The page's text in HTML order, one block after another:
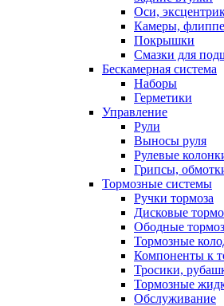
Оси,
Камеры,
Покрышки
Смазки для
Бескамерная система
Наборы
Герметики
Управление
Рули
Выносы руля
Рулевые
Грипсы,
Тормозные системы
Ручки тормоза
Дисковые
Ободные
Тормозные
Компоненты к
Тросики,
Тормозные
Обслуживание